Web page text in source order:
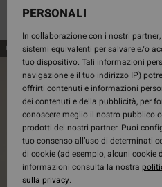
Filtra e Ordina
Salta
ai
criteri
ricerca
Vai
a
visualizza
ordine
NUOVO PRODOTTO
PERSONALI
In collaborazione con i nostri
sistemi equivalenti per salvare e/o
tuo dispositivo. Tali informazioni
navigazione e il tuo indirizzo IP)
offrirti contenuti e informazioni
dei contenuti e della pubblicità, per
conoscere meglio il nostro pubblico
prodotti dei nostri partner. Puoi
tuo consenso all’uso di determinati
di cookie (ad esempio, alcuni cookie
informazioni consulta la nostra
sulla privacy.